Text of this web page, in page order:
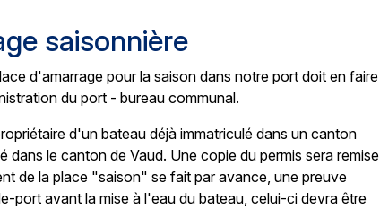
saisonnière
d'amarrage pour la saison dans notre port doit en faire
du port - bureau communal.
d'un bateau déjà immatriculé dans un canton
dans le canton de Vaud. Une copie du permis sera remise
de la place "saison" se fait par avance, une preuve
port avant la mise à l'eau du bateau, celui-ci devra être